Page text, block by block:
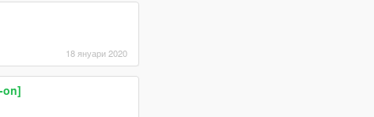
18 януари 2020
on]